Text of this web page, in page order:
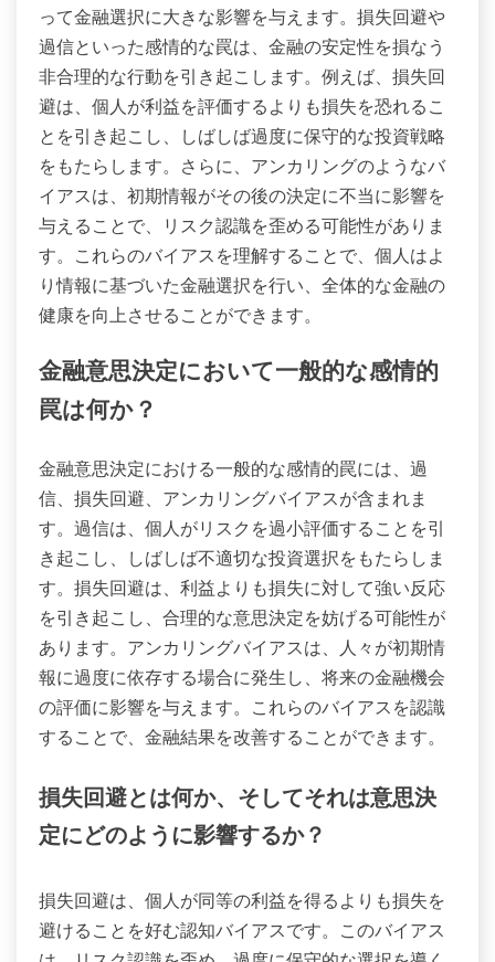
って金融選択に大きな影響を与えます。損失回避や
過信といった感情的な罠は、金融の安定性を損なう
非合理的な行動を引き起こします。例えば、損失回
避は、個人が利益を評価するよりも損失を恐れるこ
とを引き起こし、しばしば過度に保守的な投資戦略
をもたらします。さらに、アンカリングのようなバ
イアスは、初期情報がその後の決定に不当に影響を
与えることで、リスク認識を歪める可能性がありま
す。これらのバイアスを理解することで、個人はよ
り情報に基づいた金融選択を行い、全体的な金融の
健康を向上させることができます。
金融意思決定において一般的な感情的
罠は何か？
金融意思決定における一般的な感情的罠には、過
信、損失回避、アンカリングバイアスが含まれま
す。過信は、個人がリスクを過小評価することを引
き起こし、しばしば不適切な投資選択をもたらしま
す。損失回避は、利益よりも損失に対して強い反応
を引き起こし、合理的な意思決定を妨げる可能性が
あります。アンカリングバイアスは、人々が初期情
報に過度に依存する場合に発生し、将来の金融機会
の評価に影響を与えます。これらのバイアスを認識
することで、金融結果を改善することができます。
損失回避とは何か、そしてそれは意思決
定にどのように影響するか？
損失回避は、個人が同等の利益を得るよりも損失を
避けることを好む認知バイアスです。このバイアス